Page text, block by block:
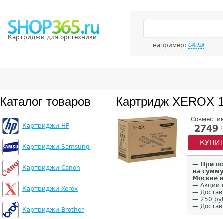
Картриджи для оргтехники
например: C4092A
Каталог товаров
Картриджи HP
Картриджи Samsung
Картриджи Canon
Картриджи Xerox
Картриджи Brother
Картридж XEROX
2749
— При
на
Москве
— Акции
—
— 250
—